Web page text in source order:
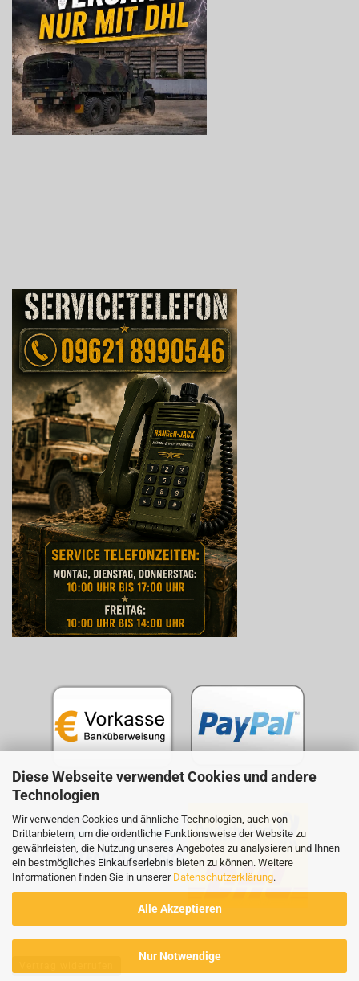
Diese Webseite verwendet Cookies und andere
Technologien
Wir verwenden Cookies und ähnliche Technologien, auch von
Drittanbietern, um die ordentliche Funktionsweise der Website zu
gewährleisten, die Nutzung unseres Angebotes zu analysieren und Ihnen
ein bestmögliches Einkaufserlebnis bieten zu können. Weitere
Informationen finden Sie in unserer Datenschutzerklärung.
Alle Akzeptieren
Nur Notwendige